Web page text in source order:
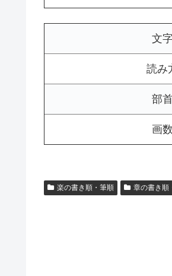
文
読み
部
画数
楽の書き順・筆順 章の書き順